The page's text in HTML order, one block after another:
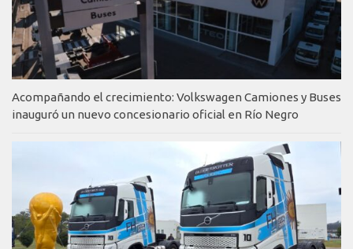
Acompañando el crecimiento: Volkswagen Camiones y Buses
inauguró un nuevo concesionario oficial en Río Negro